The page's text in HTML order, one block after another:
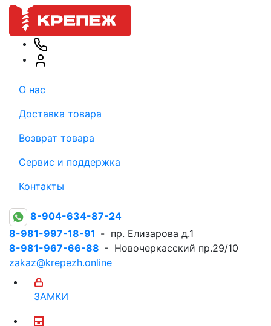
О нас
Доставка товара
Возврат товара
Сервис и поддержка
Контакты
8-904-634-87-24
8-981-997-18-91 - пр. Елизарова д.1
8-981-967-66-88 - Новочеркасский пр.29/10
zakaz@krepezh.online
ЗАМКИ